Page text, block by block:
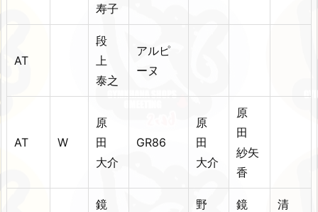
寿子
AT
段
上
泰之
アルピ
ーヌ
AT W
原
田
大介
GR86
原
田
大介
原
田
紗矢
香
鏡
野
鏡
清